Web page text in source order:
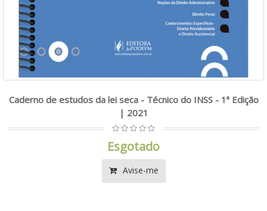
Caderno de estudos da lei seca - Técnico do INSS - 1ª Edição
| 2021
Esgotado
Avise-me